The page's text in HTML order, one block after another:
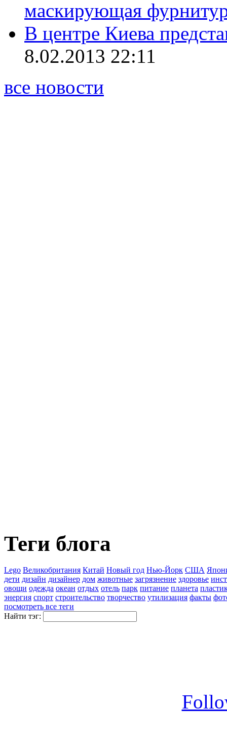
маскирующая
В центре Киева
8.02.2013 22:11
все новости
Теги блога
Lego Великобритания Китай Новый год Нью-Йорк США
дети дизайн дизайнер дом животные загрязнение здоровье
овощи одежда океан отдых отель парк питание планета
энергия спорт строительство творчество утилизация факты
посмотреть все теги
Найти тэг: